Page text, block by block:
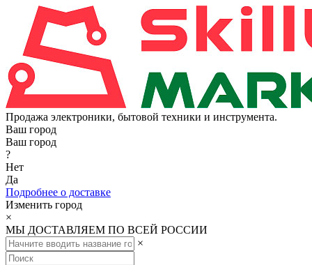
Продажа электроники, бытовой техники и инструмента.
Ваш город
Ваш город
?
Нет
Да
Подробнее о доставке
Изменить город
×
МЫ ДОСТАВЛЯЕМ ПО ВСЕЙ РОССИИ
×